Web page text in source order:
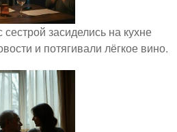
засиделись на кухне
и потягивали лёгкое вино.